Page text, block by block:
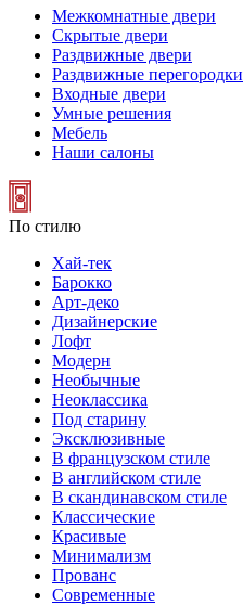
Межкомнатные двери
Скрытые двери
Раздвижные двери
Раздвижные перегородки
Входные двери
Умные решения
Мебель
Наши салоны
По стилю
Хай-тек
Барокко
Арт-деко
Дизайнерские
Лофт
Модерн
Необычные
Неоклассика
Под старину
Эксклюзивные
В французском стиле
В английском стиле
В скандинавском стиле
Классические
Красивые
Минимализм
Прованс
Современные